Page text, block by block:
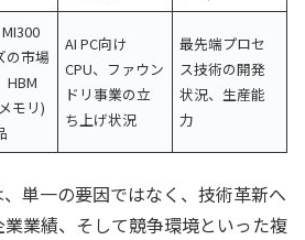
の市場
HBM
モリ)
AI PC向け
CPU、ファウン
ドリ事業の立
ち上げ状況
最先端プロセ
ス技術の開発
状況、生産能
力
単一の要因ではなく、技術革新へ
業績、そして競争環境といった複